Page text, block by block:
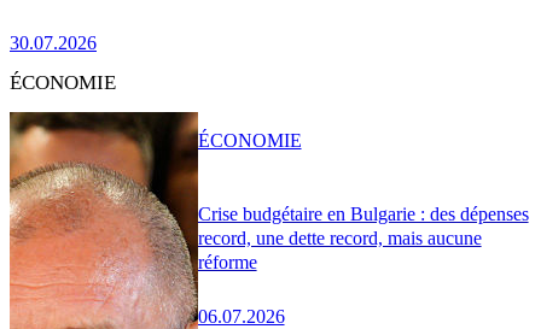
30.07.2026
ÉCONOMIE
Crise budgétaire en Bulgarie : des dépenses
record, une dette record, mais aucune
réforme
06.07.2026
ÉCONOMIE